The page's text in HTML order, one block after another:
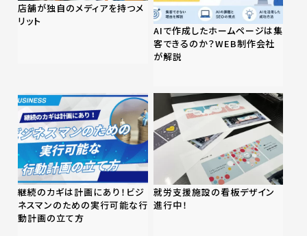
店舗が独自のメディアを持つメ
リット
AIで作成したホームページは集
客できるのか？WEB制作会社
が解説
継続のカギは計画にあり！ビジ
ネスマンのための実行可能な行
動計画の立て方
就労支援施設の看板デザイン
進行中！